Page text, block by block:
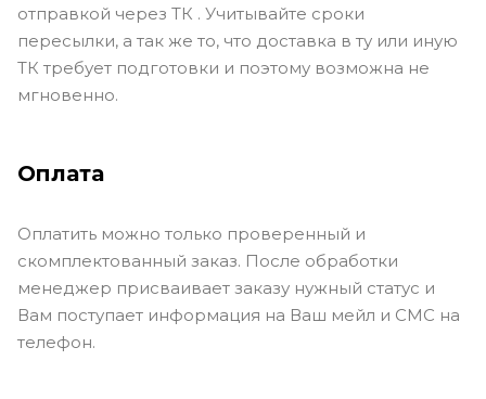
отправкой через ТК . Учитывайте сроки
пересылки, а так же то, что доставка в ту или иную
ТК требует подготовки и поэтому возможна не
мгновенно.
Оплата
Оплатить можно только проверенный и
скомплектованный заказ. После обработки
менеджер присваивает заказу нужный статус и
Вам поступает информация на Ваш мейл и СМС на
телефон.